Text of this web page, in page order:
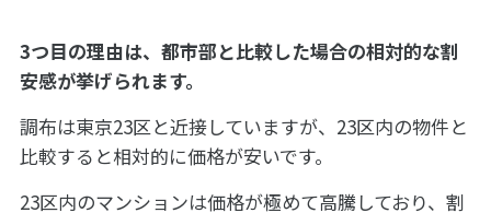
3つ目の理由は、都市部と比較した場合の相対的な割
安感が挙げられます。
調布は東京23区と近接していますが、23区内の物件と
比較すると相対的に価格が安いです。
23区内のマンションは価格が極めて高騰しており、割